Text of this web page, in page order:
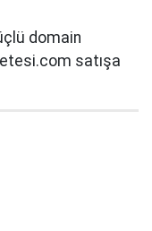
domain
satışa